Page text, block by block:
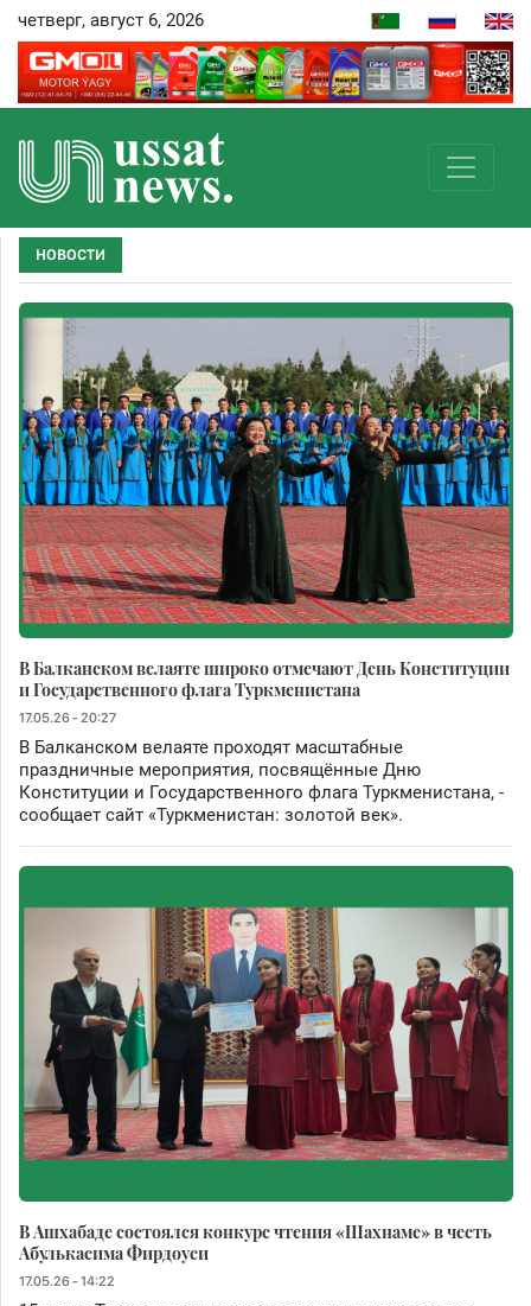
четверг, август 6, 2026
НОВОСТИ
В Балканском велаяте широко отмечают День Конституции
и Государственного флага Туркменистана
17.05.26 - 20:27
В Балканском велаяте проходят масштабные
праздничные мероприятия, посвящённые Дню
Конституции и Государственного флага Туркменистана, -
сообщает сайт «Туркменистан: золотой век».
В Ашхабаде состоялся конкурс чтения «Шахнаме» в честь
Абулькасима Фирдоуси
17.05.26 - 14:22